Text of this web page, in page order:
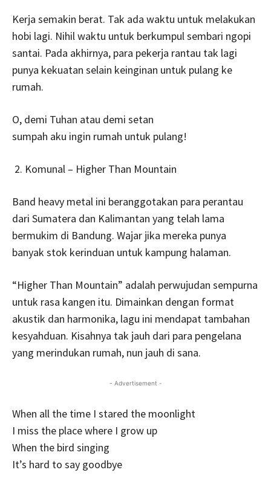
Kerja semakin berat. Tak ada waktu untuk melakukan
hobi lagi. Nihil waktu untuk berkumpul sembari ngopi
santai. Pada akhirnya, para pekerja rantau tak lagi
punya kekuatan selain keinginan untuk pulang ke
rumah.
O, demi Tuhan atau demi setan
sumpah aku ingin rumah untuk pulang!
Komunal – Higher Than Mountain
Band heavy metal ini beranggotakan para perantau
dari Sumatera dan Kalimantan yang telah lama
bermukim di Bandung. Wajar jika mereka punya
banyak stok kerinduan untuk kampung halaman.
“Higher Than Mountain” adalah perwujudan sempurna
untuk rasa kangen itu. Dimainkan dengan format
akustik dan harmonika, lagu ini mendapat tambahan
kesyahduan. Kisahnya tak jauh dari para pengelana
yang merindukan rumah, nun jauh di sana.
- Advertisement -
When all the time I stared the moonlight
I miss the place where I grow up
When the bird singing
It’s hard to say goodbye